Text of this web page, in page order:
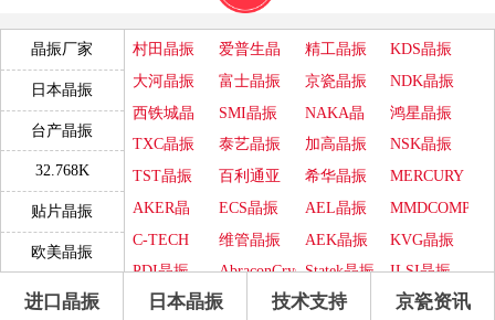
影音系统，无线网络等应用。
26.0M,50/50/-/I,9pF,斯塔克轻薄型晶
晶振厂家
日本晶振
台产晶振
32.768K
贴片晶振
欧美晶振
村田晶振
爱普生晶
振
精工晶振
KDS晶振
大河晶振
富士晶振 京瓷晶振
NDK晶振
西铁城晶
振
SMI晶振
NAKA晶
振
鸿星晶振
TXC晶振
泰艺晶振 加高晶振
NSK晶振
TST晶振
百利通亚
陶晶振
希华晶振
MERCURY
晶振
AKER晶
振
ECS晶振 AEL晶振
MMDCOMP
晶振
C-TECH
晶振
维管晶振 AEK晶振
KVG晶振
PDI晶振
AbraconCrystalStatek晶振
ILSI晶振
WI2WI晶
ITTI晶振 Jauch晶振
Pletronics
进口晶振 日本晶振 技术支持 京瓷资讯